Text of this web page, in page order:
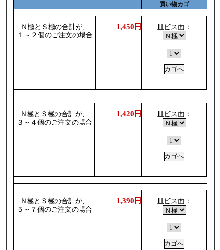
買い物カゴ
Ｎ極とＳ極の合計が、
１～２個のご注文の場合
1,450円 皿ビス面：
Ｎ極とＳ極の合計が、
３～４個のご注文の場合
1,420円 皿ビス面：
Ｎ極とＳ極の合計が、
５～７個のご注文の場合
1,390円 皿ビス面：